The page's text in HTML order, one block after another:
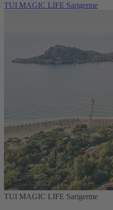
TUI MAGIC LIFE Sarigerme
TUI MAGIC LIFE Sarigerme